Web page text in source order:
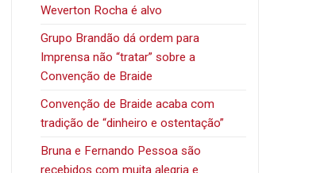
Weverton Rocha é alvo
Grupo Brandão dá ordem para
Imprensa não “tratar” sobre a
Convenção de Braide
Convenção de Braide acaba com
tradição de “dinheiro e ostentação”
Bruna e Fernando Pessoa são
recebidos com muita alegria e